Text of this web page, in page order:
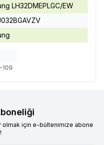
LH32DMEPLGC/EW
109
olmak için e-bültenimize abone